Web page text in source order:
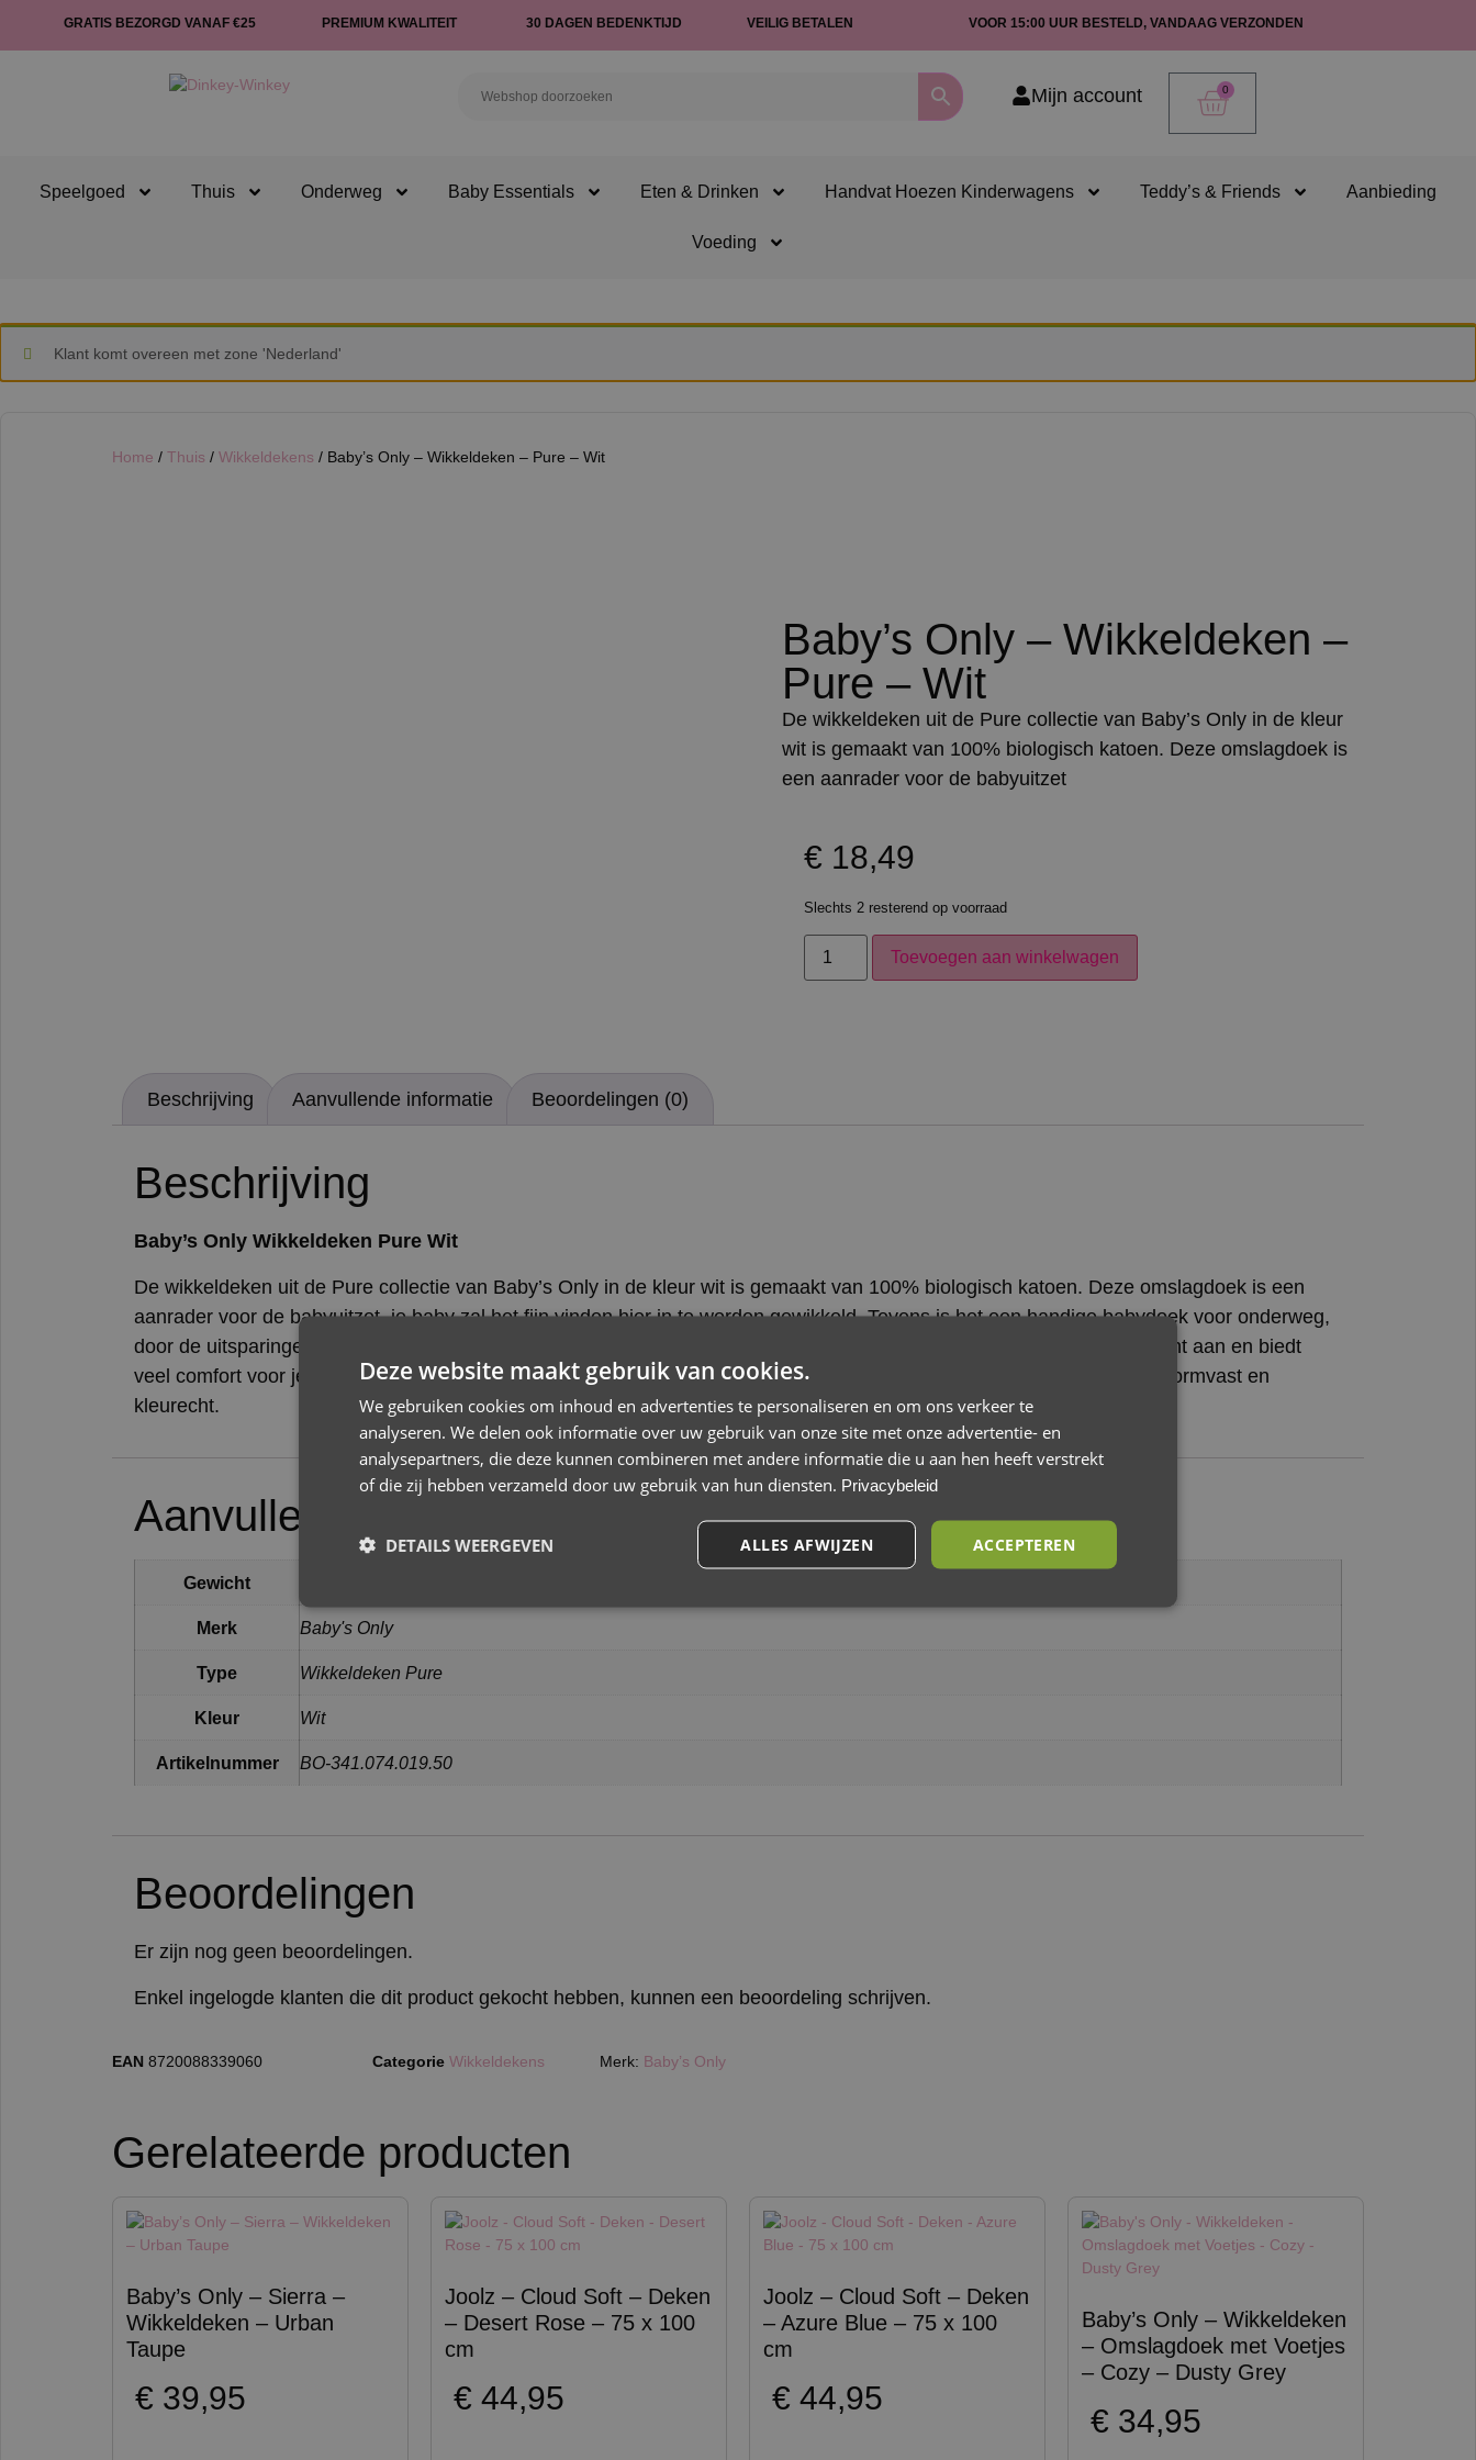
GRATIS BEZORGD VANAF €25 PREMIUM KWALITEIT 30 DAGEN BEDENKTIJD VEILIG BETALEN VOOR 15:00 UUR BESTELD, VANDAAG VERZONDEN
Mijn account 0
Speelgoed Thuis Onderweg Baby Essentials Eten & Drinken Handvat Hoezen Kinderwagens Teddy’s & Friends Aanbieding
Voeding
Klant komt overeen met zone 'Nederland'
Home / Thuis / Wikkeldekens / Baby’s Only – Wikkeldeken – Pure – Wit
Baby’s Only – Wikkeldeken –
Pure – Wit
De wikkeldeken uit de Pure collectie van Baby’s Only in de kleur
wit is gemaakt van 100% biologisch katoen. Deze omslagdoek is
een aanrader voor de babyuitzet
€ 18,49
Slechts 2 resterend op voorraad
Toevoegen aan winkelwagen
Beschrijving Aanvullende informatie Beoordelingen (0)
Beschrijving
Baby’s Only Wikkeldeken Pure Wit
De wikkeldeken uit de Pure collectie van Baby’s Only in de kleur wit is gemaakt van 100% biologisch katoen. Deze omslagdoek is een
aanrader voor de babyuitzet, je baby zal het fijn vinden hier in te worden gewikkeld. Tevens is het een handige babydoek voor onderweg,
door de uitsparingen past hij namelijk in een autostoel met vijfpuntsgordel. Het 100% ecologisch katoen voelt superzacht aan en biedt
veel comfort voor je kindje. De afmeting van deze omslagdoek is 75×75 cm. De Baby’s Only wikkeldeken is wasbaar, vormvast en
kleurecht.
Aanvullende informatie
Gewicht
Merk Baby's Only
Type Wikkeldeken Pure
Kleur Wit
Artikelnummer BO-341.074.019.50
Beoordelingen
Er zijn nog geen beoordelingen.
Enkel ingelogde klanten die dit product gekocht hebben, kunnen een beoordeling schrijven.
EAN 8720088339060 Categorie Wikkeldekens Merk: Baby’s Only
Gerelateerde producten
Baby’s Only – Sierra –
Wikkeldeken – Urban
Taupe
€ 39,95
Joolz – Cloud Soft – Deken
– Desert Rose – 75 x 100
cm
€ 44,95
Joolz – Cloud Soft – Deken
– Azure Blue – 75 x 100
cm
€ 44,95
Baby’s Only – Wikkeldeken
– Omslagdoek met Voetjes
– Cozy – Dusty Grey
€ 34,95
Deze website maakt gebruik van cookies.
We gebruiken cookies om inhoud en advertenties te personaliseren en om ons verkeer te
analyseren. We delen ook informatie over uw gebruik van onze site met onze advertentie- en
analysepartners, die deze kunnen combineren met andere informatie die u aan hen heeft verstrekt
of die zij hebben verzameld door uw gebruik van hun diensten. Privacybeleid
ACCEPTEREN
ALLES AFWIJZEN
DETAILS WEERGEVEN